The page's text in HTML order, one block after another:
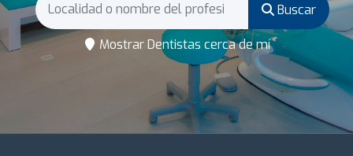
Buscar
Mostrar Dentistas cerca de mí